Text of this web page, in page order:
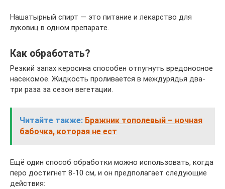
Нашатырный спирт — это питание и лекарство для
луковиц в одном препарате.
Как обработать?
Резкий запах керосина способен отпугнуть вредоносное
насекомое. Жидкость проливается в междурядья два-
три раза за сезон вегетации.
Читайте также: Бражник тополевый – ночная
бабочка, которая не ест
Ещё один способ обработки можно использовать, когда
перо достигнет 8-10 см, и он предполагает следующие
действия: